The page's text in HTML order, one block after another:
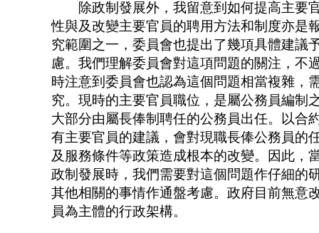
除政制發展外，我留意到如何提高主要
性與及改變主要官員的聘用方法和制度亦是
究範圍之一，委員會也提出了幾項具體建議
慮。我們理解委員會對這項問題的關注，不
時注意到委員會也認為這個問題相當複雜，
究。現時的主要官員職位，是屬公務員編制
大部分由屬長俸制聘任的公務員出任。以合
有主要官員的建議，會對現職長俸公務員的
及服務條件等政策造成根本的改變。因此，
政制發展時，我們需要對這個問題作仔細的
其他相關的事情作通盤考慮。政府目前無意
員為主體的行政架構。